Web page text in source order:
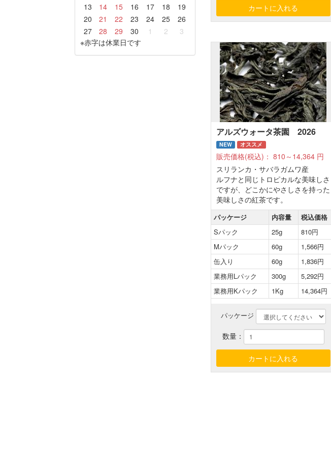
アルズウォータ茶園 2026
NEW オススメ
販売価格(税込)： 810～14,364円
スリランカ・サバラガムワ産
ルフナと同じトロピカルな美味しさ
ですが、どこかにやさしさを持った
美味しさの紅茶です。
パッケージ 内容量
税込価格
Sパック
25g
810円
Mパック
60g
1,566円
缶入り
60g
1,836円
業務用Lパック
300g
5,292円
業務用Kパック
1Kg 14,364円
パッケージ
数量：
13
14 15 16 17 18
19
20
21 22 23 24 25
26
27
28 29 30 1 2
3
※赤字は休業日です